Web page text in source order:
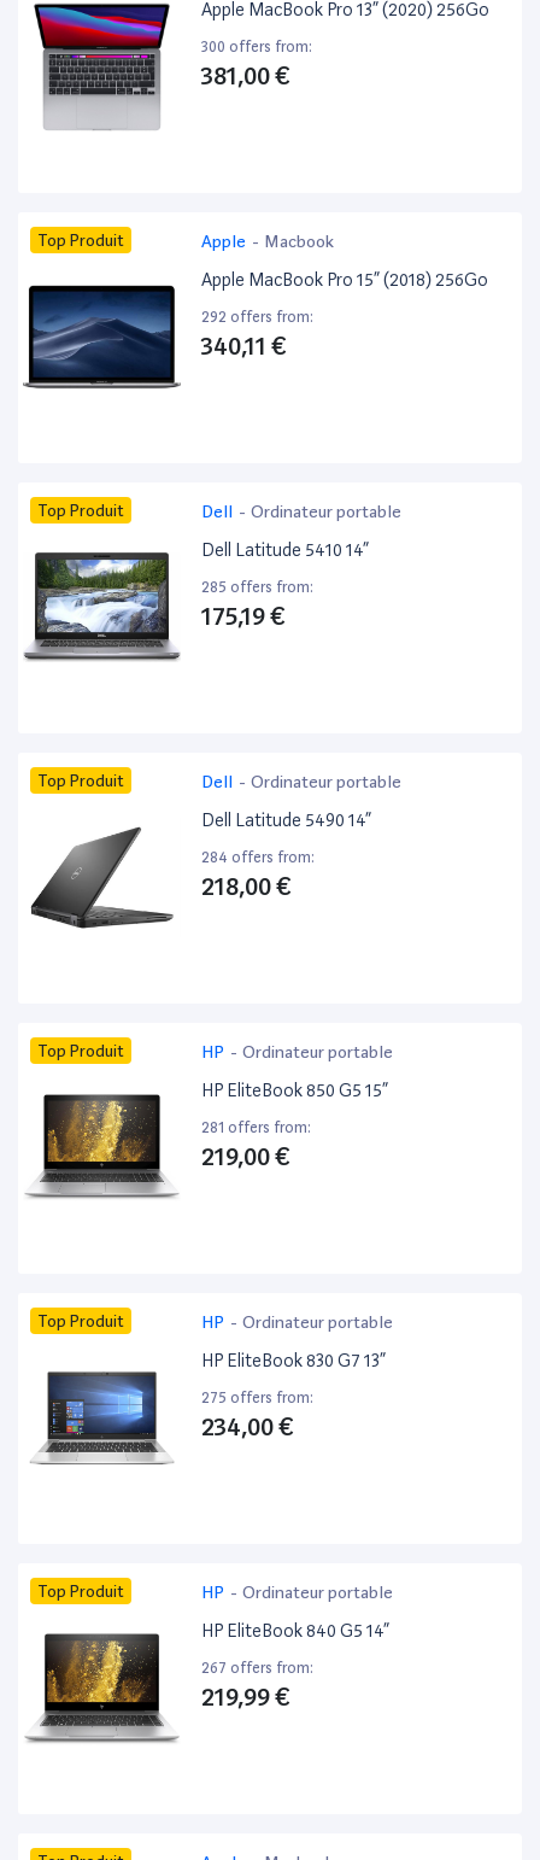
Apple MacBook Pro 13” (2020) 256Go
300 offers from:
381,00 €
Top Produit Apple - Macbook
Apple MacBook Pro 15” (2018) 256Go
292 offers from:
340,11 €
Top Produit Dell - Ordinateur portable
Dell Latitude 5410 14”
285 offers from:
175,19 €
Top Produit Dell - Ordinateur portable
Dell Latitude 5490 14”
284 offers from:
218,00 €
Top Produit HP - Ordinateur portable
HP EliteBook 850 G5 15”
281 offers from:
219,00 €
Top Produit HP - Ordinateur portable
HP EliteBook 830 G7 13”
275 offers from:
234,00 €
Top Produit HP - Ordinateur portable
HP EliteBook 840 G5 14”
267 offers from:
219,99 €